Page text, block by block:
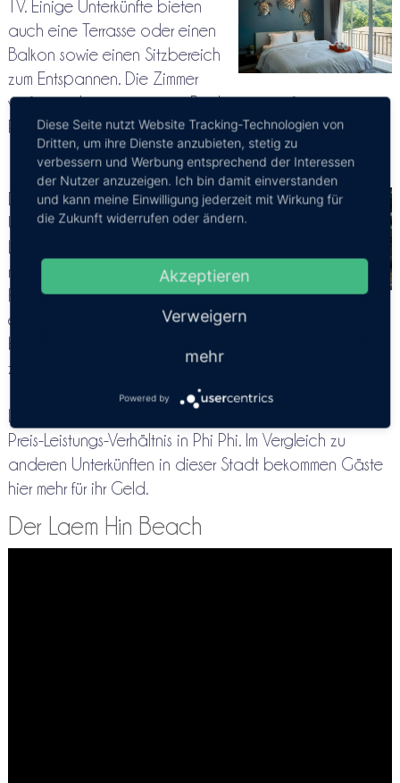
TV. Einige Unterkünfte bieten
auch eine Terrasse oder einen
Balkon sowie einen Sitzbereich
zum Entspannen. Die Zimmer
verfügen über ein eigenes Bad mit kostenfreien
Pflegeprodukten, eine Minibar und einen Haartrockner.
Der Pier Tonsai liegt 1,3 km vom
U-RIP Resort entfernt und die
nach 1 km. Der nächste
Flughafen ist der 46,7 km
entfernte Flughafen Krabi. Paare schätzen die Lage
besonders – sie haben diese mit 8,2 für einen Aufenthalt
zu zweit bewertet.
Preis-Leistungs-Verhältnis in Phi Phi. Im Vergleich zu
anderen Unterkünften in dieser Stadt bekommen Gäste
hier mehr für ihr Geld.
Der Laem Hin Beach
Diese Seite nutzt Website Tracking-Technologien von
Dritten, um ihre Dienste anzubieten, stetig zu
verbessern und Werbung entsprechend der Interessen
der Nutzer anzuzeigen. Ich bin damit einverstanden
und kann meine Einwilligung jederzeit mit Wirkung für
die Zukunft widerrufen oder ändern.
Akzeptieren
Verweigern
mehr
Powered by